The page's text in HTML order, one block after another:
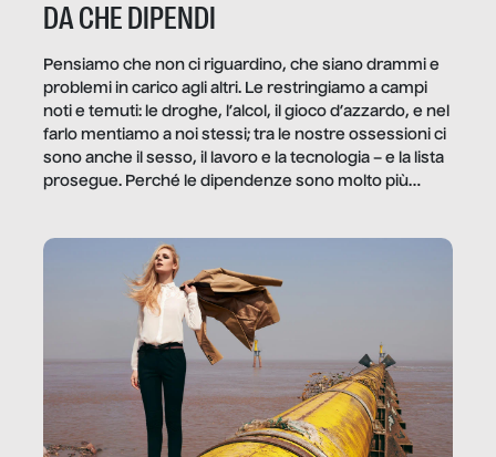
DA CHE DIPENDI
Pensiamo che non ci riguardino, che siano drammi e
problemi in carico agli altri. Le restringiamo a campi
noti e temuti: le droghe, l’alcol, il gioco d’azzardo, e nel
farlo mentiamo a noi stessi; tra le nostre ossessioni ci
sono anche il sesso, il lavoro e la tecnologia – e la lista
prosegue. Perché le dipendenze sono molto più
trae un guadagno. In questo reportage vediamo
quale e come.